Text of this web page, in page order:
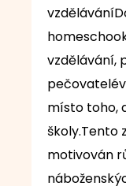
vzdělávání,
místo toho,
školy.Tento
motivován